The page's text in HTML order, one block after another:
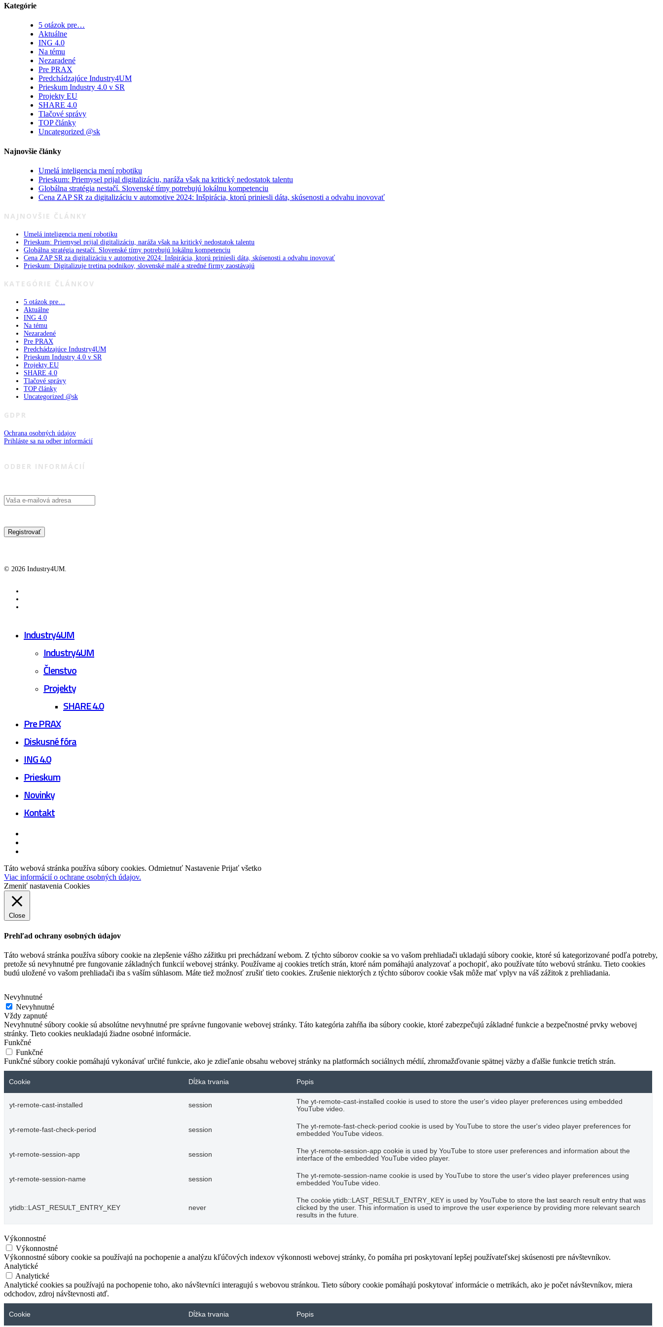
Kategórie
5 otázok pre…
Aktuálne
ING 4.0
Na tému
Nezaradené
Pre PRAX
Predchádzajúce Industry4UM
Prieskum Industry 4.0 v SR
Projekty EU
SHARE 4.0
Tlačové správy
TOP články
Uncategorized @sk
Najnovšie články
Umelá inteligencia mení robotiku
Prieskum: Priemysel prijal digitalizáciu, naráža však na kritický nedostatok talentu
Globálna stratégia nestačí. Slovenské tímy potrebujú lokálnu kompetenciu
Cena ZAP SR za digitalizáciu v automotive 2024: Inšpirácia, ktorú priniesli dáta, skúsenosti a odvahu inovovať
NAJNOVŠIE ČLÁNKY
Umelá inteligencia mení robotiku
Prieskum: Priemysel prijal digitalizáciu, naráža však na kritický nedostatok talentu
Globálna stratégia nestačí. Slovenské tímy potrebujú lokálnu kompetenciu
Cena ZAP SR za digitalizáciu v automotive 2024: Inšpirácia, ktorú priniesli dáta, skúsenosti a odvahu inovovať
Prieskum: Digitalizuje tretina podnikov, slovenské malé a stredné firmy zaostávajú
KATEGÓRIE ČLÁNKOV
5 otázok pre…
Aktuálne
ING 4.0
Na tému
Nezaradené
Pre PRAX
Predchádzajúce Industry4UM
Prieskum Industry 4.0 v SR
Projekty EU
SHARE 4.0
Tlačové správy
TOP články
Uncategorized @sk
GDPR
Ochrana osobných údajov
Prihláste sa na odber informácií
ODBER INFORMÁCIÍ
© 2026 Industry4UM.
Menu
Industry4UM
Industry4UM
Členstvo
Projekty
SHARE 4.0
Pre PRAX
Diskusné fóra
ING 4.0
Prieskum
Novinky
Kontakt
Táto webová stránka používa súbory cookies. Odmietnuť Nastavenie Prijať všetko
Viac informácií o ochrane osobných údajov.
Zmeniť nastavenia Cookies
Close
Prehľad ochrany osobných údajov
Táto webová stránka používa súbory cookie na zlepšenie vášho zážitku pri prechádzaní webom. Z týchto súborov cookie sa vo vašom prehliadači ukladajú súbory cookie, ktoré sú kategorizované podľa potreby,
pretože sú nevyhnutné pre fungovanie základných funkcií webovej stránky. Používame aj cookies tretích strán, ktoré nám pomáhajú analyzovať a pochopiť, ako používate túto webovú stránku. Tieto cookies
budú uložené vo vašom prehliadači iba s vaším súhlasom. Máte tiež možnosť zrušiť tieto cookies. Zrušenie niektorých z týchto súborov cookie však môže mať vplyv na váš zážitok z prehliadania.
Nevyhnutné
Nevyhnutné
Vždy zapnuté
Nevyhnutné súbory cookie sú absolútne nevyhnutné pre správne fungovanie webovej stránky. Táto kategória zahŕňa iba súbory cookie, ktoré zabezpečujú základné funkcie a bezpečnostné prvky webovej
stránky. Tieto cookies neukladajú žiadne osobné informácie.
Funkčné
Funkčné
Funkčné súbory cookie pomáhajú vykonávať určité funkcie, ako je zdieľanie obsahu webovej stránky na platformách sociálnych médií, zhromažďovanie spätnej väzby a ďalšie funkcie tretích strán.
Cookie Dĺžka trvania Popis
yt-remote-cast-installed session
The yt-remote-cast-installed cookie is used to store the user's video player preferences using embedded
YouTube video.
yt-remote-fast-check-period session
The yt-remote-fast-check-period cookie is used by YouTube to store the user's video player preferences for
embedded YouTube videos.
yt-remote-session-app session
The yt-remote-session-app cookie is used by YouTube to store user preferences and information about the
interface of the embedded YouTube video player.
yt-remote-session-name session
The yt-remote-session-name cookie is used by YouTube to store the user's video player preferences using
embedded YouTube video.
ytidb::LAST_RESULT_ENTRY_KEY never
The cookie ytidb::LAST_RESULT_ENTRY_KEY is used by YouTube to store the last search result entry that was
clicked by the user. This information is used to improve the user experience by providing more relevant search
results in the future.
Výkonnostné
Výkonnostné
Výkonnostné súbory cookie sa používajú na pochopenie a analýzu kľúčových indexov výkonnosti webovej stránky, čo pomáha pri poskytovaní lepšej používateľskej skúsenosti pre návštevníkov.
Analytické
Analytické
Analytické cookies sa používajú na pochopenie toho, ako návštevníci interagujú s webovou stránkou. Tieto súbory cookie pomáhajú poskytovať informácie o metrikách, ako je počet návštevníkov, miera
odchodov, zdroj návštevnosti atď.
Cookie Dĺžka trvania Popis